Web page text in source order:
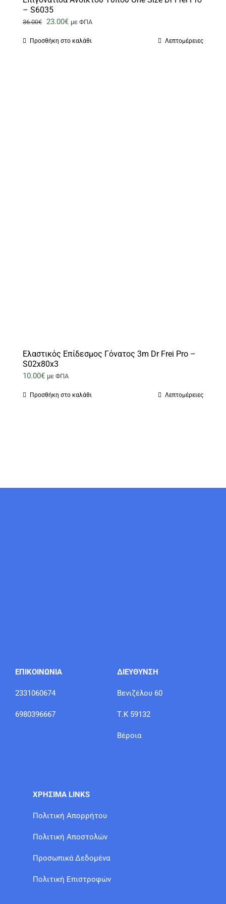
– S6035
36.00€ Original
23.00€Ημε ΦΠΑ
Προσθήκη στο καλάθι Λεπτομέρειες
Ελαστικός Επίδεσμος Γόνατος 3m Dr Frei Pro –
S02x80x3
10.00€ με ΦΠΑ
Προσθήκη στο καλάθι Λεπτομέρειες
ΕΠΙΚΟΙΝΩΝΙΑ
2331060674
6980396667
ΔΙΕΥΘΥΝΣΗ
Βενιζέλου 60
Τ.Κ 59132
Βέροια
ΧΡΗΣΙΜΑ LINKS
Πολιτική Απορρήτου
Πολιτική Αποστολών
Προσωπικά Δεδομένα
Πολιτική Επιστροφών